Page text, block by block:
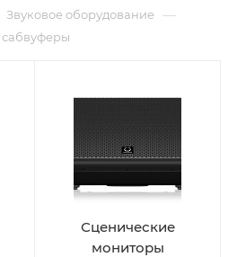
Звуковое оборудование —
сабвуферы
Сценические
мониторы